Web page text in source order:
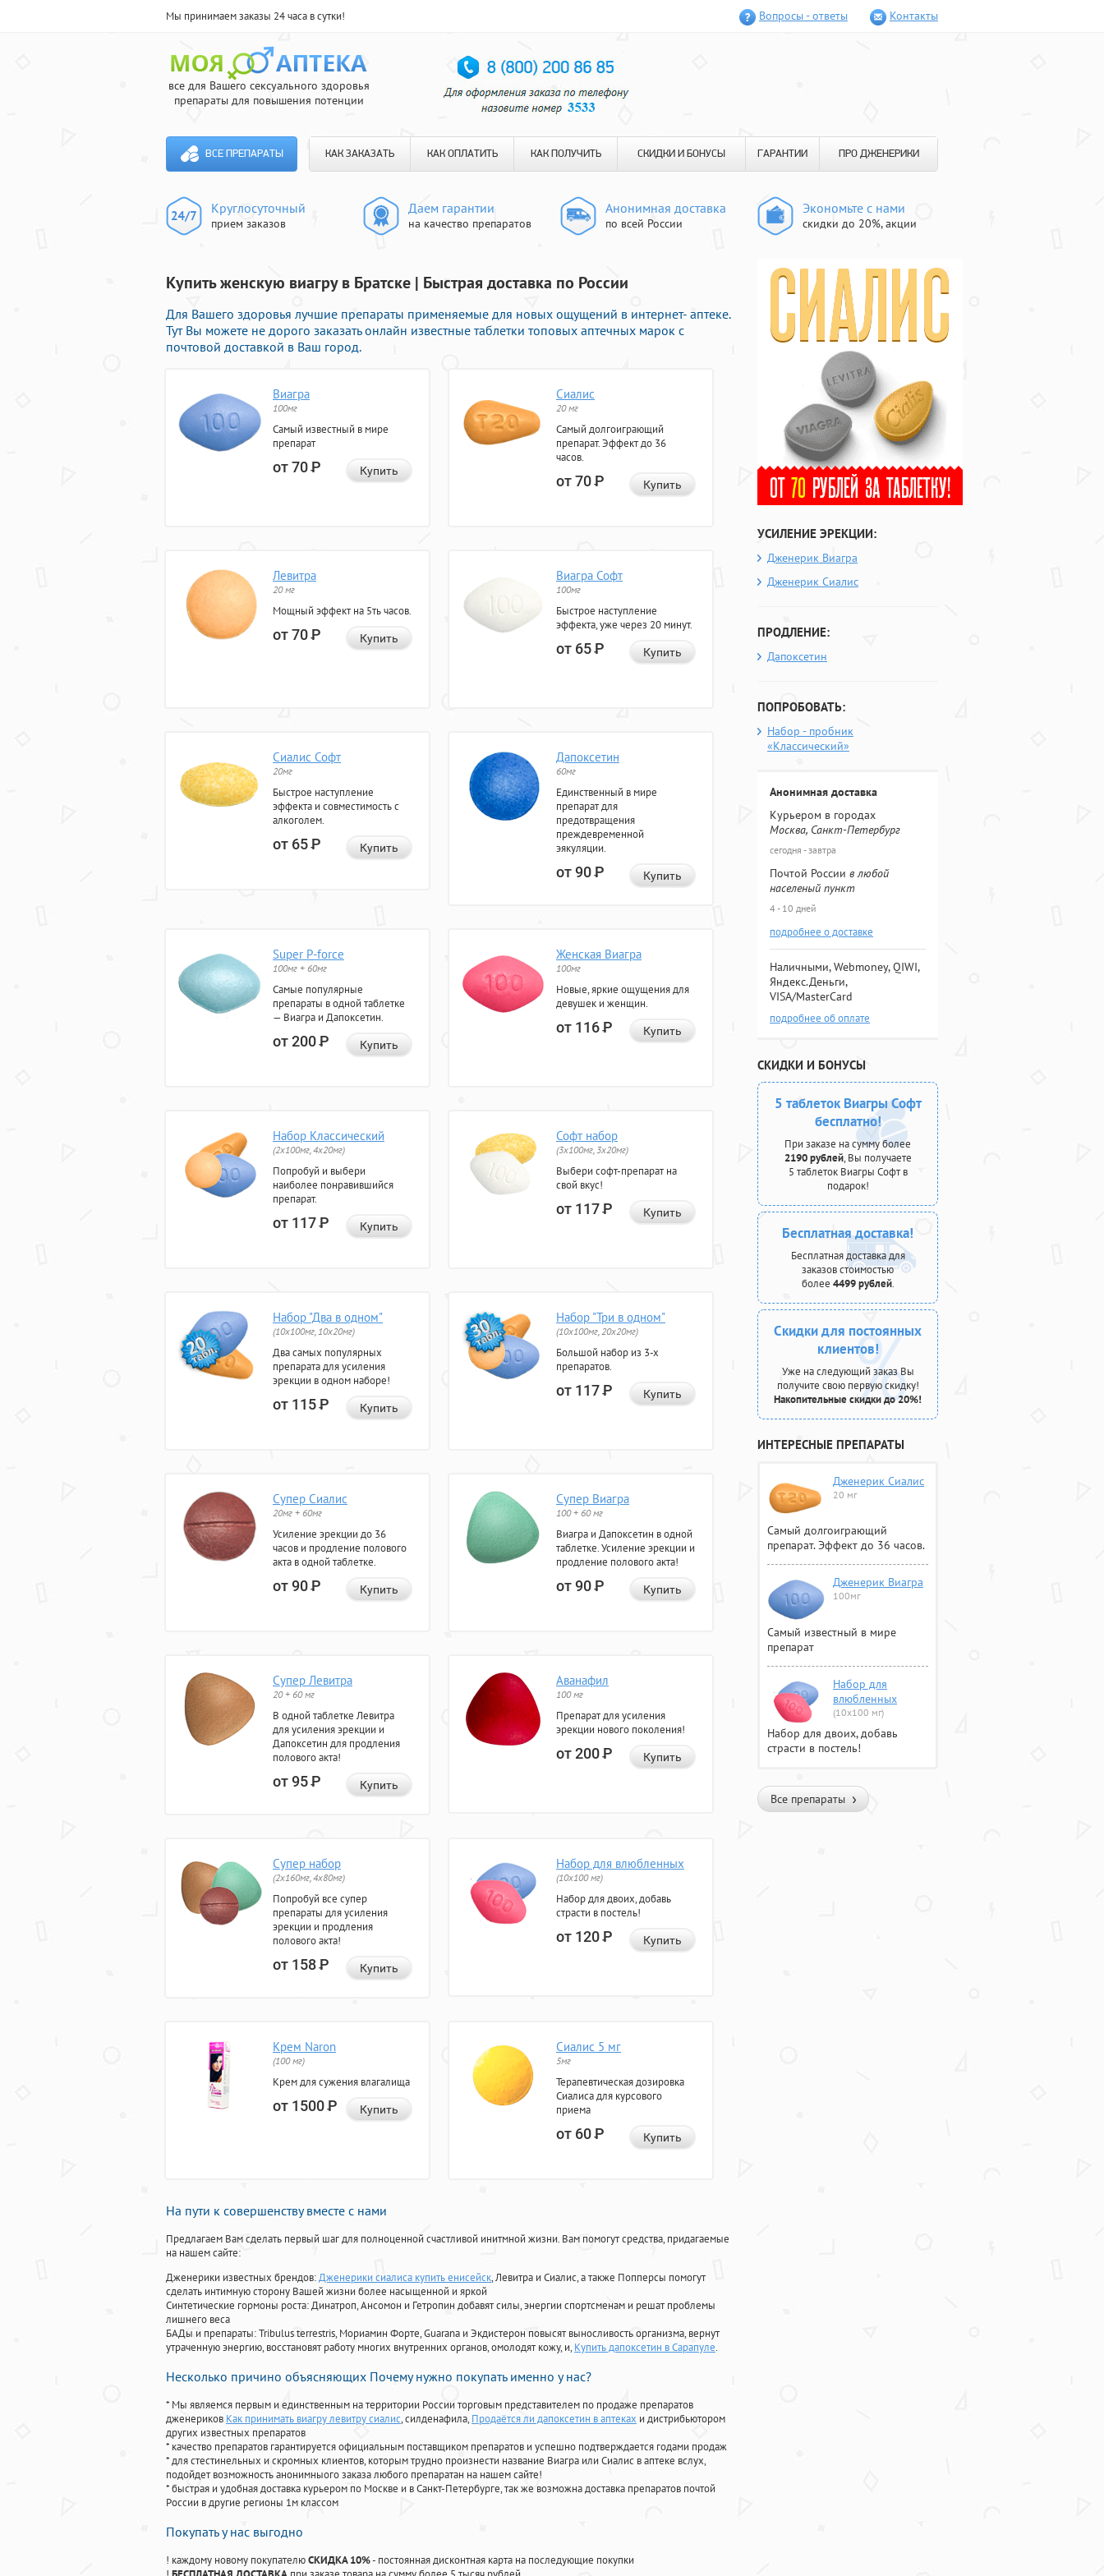
Мы принимаем заказы 24 часа в сутки! Вопросы - ответы Контакты
все для Вашего сексуального здоровья
препараты для повышения потенции
ВСЕ ПРЕПАРАТЫ КАК ЗАКАЗАТЬ КАК ОПЛАТИТЬ КАК ПОЛУЧИТЬ СКИДКИ И БОНУСЫ ГАРАНТИИ ПРО ДЖЕНЕРИКИ
Круглосуточный
прием заказов
Даем гарантии
на качество препаратов
Анонимная доставка
по всей России
Экономьте с нами
скидки до 20%, акции
Купить женскую виагру в Братске | Быстрая доставка по России
Для Вашего здоровья лучшие препараты применяемые для новых ощущений в интернет- аптеке.
Тут Вы можете не дорого заказать онлайн известные таблетки топовых аптечных марок с
почтовой доставкой в Ваш город.
Виагра
100мг
Самый известный в мире
препарат
от 70Р Купить
Сиалис
20 мг
Самый долгоиграющий
препарат. Эффект до 36
часов.
от 70Р Купить
Левитра
20 мг
Мощный эффект на 5ть часов.
от 70Р Купить
Виагра Софт
100мг
Быстрое наступление
эффекта, уже через 20 минут.
от 65Р Купить
Сиалис Софт
20мг
Быстрое наступление
эффекта и совместимость с
алкоголем.
от 65Р Купить
Дапоксетин
60мг
Единственный в мире
препарат для
предотвращения
преждевременной
эякуляции.
от 90Р Купить
Super P-force
100мг + 60мг
Самые популярные
препараты в одной таблетке
— Виагра и Дапоксетин.
от 200Р Купить
Женская Виагра
100мг
Новые, яркие ощущения для
девушек и женщин.
от 116Р Купить
Набор Классический
(2x100мг, 4x20мг)
Попробуй и выбери
наиболее понравившийся
препарат.
от 117Р Купить
Софт набор
(3x100мг, 3x20мг)
Выбери софт-препарат на
свой вкус!
от 117Р Купить
Набор "Два в одном"
(10x100мг, 10x20мг)
Два самых популярных
препарата для усиления
эрекции в одном наборе!
от 115Р Купить
Набор "Три в одном"
(10x100мг, 20x20мг)
Большой набор из 3-х
препаратов.
от 117Р Купить
Супер Сиалис
20мг + 60мг
Усиление эрекции до 36
часов и продление полового
акта в одной таблетке.
от 90Р Купить
Супер Виагра
100 + 60 мг
Виагра и Дапоксетин в одной
таблетке. Усиление эрекции и
продление полового акта!
от 90Р Купить
Супер Левитра
20 + 60 мг
В одной таблетке Левитра
для усиления эрекции и
Дапоксетин для продления
полового акта!
от 95Р Купить
Аванафил
100 мг
Препарат для усиления
эрекции нового поколения!
от 200Р Купить
Супер набор
(2х160мг, 4х80мг)
Попробуй все супер
препараты для усиления
эрекции и продления
полового акта!
от 158Р Купить
Набор для влюбленных
(10х100 мг)
Набор для двоих, добавь
страсти в постель!
от 120Р Купить
Крем Naron
(100 мг)
Крем для сужения влагалища
от 1500Р Купить
Сиалис 5 мг
5мг
Терапевтическая дозировка
Сиалиса для курсового
приема
от 60Р Купить
На пути к совершенству вместе с нами
Предлагаем Вам сделать первый шаг для полноценной счастливой инитмной жизни. Вам помогут средства, придагаемые
на нашем сайте:
Дженерики известных брендов:Дженерики сиалиса купить енисейск, Левитра и Сиалис, а также Попперсы помогут
сделать интимную сторону Вашей жизни более насыщенной и яркой
Синтетические гормоны роста: Динатроп, Ансомон и Гетропин добавят силы, энергии спортсменам и решат проблемы
лишнего веса
БАДы и препараты:Tribulus terrestris, Мориамин Форте, Guarana и Экдистерон повысят выносливость организма, вернут
утраченную энергию, восстановят работу многих внутренних органов, омолодят кожу, и, Купить дапоксетин в Сарапуле.
Несколько причино объясняющих Почему нужно покупать именно у нас?
* Мы являемся первым и единственным на территории России торговым представителем по продаже препаратов
дженериков Как принимать виагру левитру сиалис, силденафила, Продаётся ли дапоксетин в аптеках и дистрибьютором
других известных препаратов
* качество препаратов гарантируется официальным поставщиком препаратов и успешно подтверждается годами продаж
* для стестинельных и скромных клиентов, которым трудно произнести название Виагра или Сиалис в аптеке вслух,
подойдет возможность анонимныого заказа любого препаратан на нашем сайте!
* быстрая и удобная доставка курьером по Москве и в Санкт-Петербурге, так же возможна доставка препаратов почтой
России в другие регионы 1м классом
Покупать у нас выгодно
! каждому новому покупателюСКИДКА 10%- постоянная дисконтная карта на последующие покупки
УСИЛЕНИЕ ЭРЕКЦИИ:
Дженерик Виагра
Дженерик Сиалис
ПРОДЛЕНИЕ:
Дапоксетин
ПОПРОБОВАТЬ:
Набор - пробник
«Классический»
Анонимная доставка
Курьером в городах
Москва, Санкт-Петербург
сегодня - завтра
Почтой России в любой
населеный пункт
4 - 10 дней
подробнее о доставке
Наличными, Webmoney, QIWI,
Яндекс.Деньги,
VISA/MasterCard
подробнее об оплате
СКИДКИ И БОНУСЫ
5 таблеток Виагры Софт
бесплатно!
При заказе на сумму более
2190 рублей, Вы получаете
5 таблеток Виагры Софт в
подарок!
Бесплатная доставка!
Бесплатная доставка для
заказов стоимостью
более 4499 рублей.
Скидки для постоянных
клиентов!
Уже на следующий заказ Вы
получите свою первую скидку!
Накопительные скидки до 20%!
ИНТЕРЕСНЫЕ ПРЕПАРАТЫ
Дженерик Сиалис
20 мг
Самый долгоиграющий
препарат. Эффект до 36 часов.
Дженерик Виагра
100мг
Самый известный в мире
препарат
Набор для
влюбленных
(10х100 мг)
Набор для двоих, добавь
страсти в постель!
Все препараты